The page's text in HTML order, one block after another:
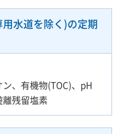
水道を除く)の定期
、有機物(TOC)、pH
残留塩素